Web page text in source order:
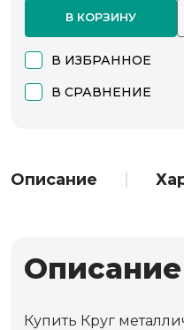
В КОРЗИНУ
В ИЗБРАННОЕ
В СРАВНЕНИЕ
Описание
Описание
Купить Круг